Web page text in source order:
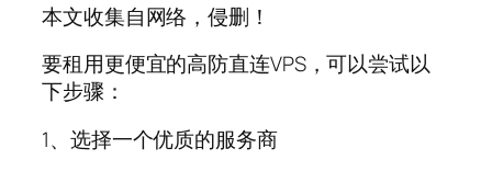
本文收集自网络，侵删！
要租用更便宜的高防直连VPS，可以尝试以
下步骤：
1、选择一个优质的服务商